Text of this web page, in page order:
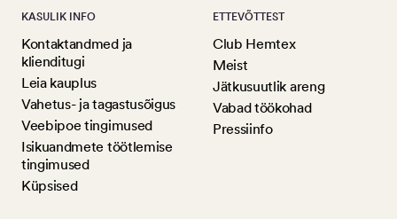
KASULIK INFO
Kontaktandmed ja
klienditugi
Leia kauplus
Vahetus- ja tagastusõigus
Veebipoe tingimused
Isikuandmete töötlemise
tingimused
Küpsised
ETTEVÕTTEST
Club Hemtex
Meist
Jätkusuutlik areng
Vabad töökohad
Pressiinfo